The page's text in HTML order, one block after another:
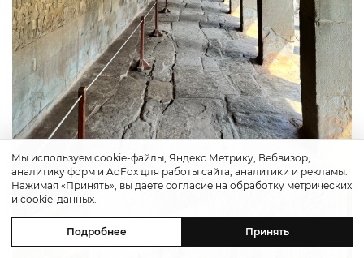
Мы используем cookie-файлы, Яндекс.Метрику, Вебвизор,
аналитику форм и AdFox для работы сайта, аналитики и рекламы.
Нажимая «Принять», вы даете согласие на обработку метрических
и cookie-данных.
Подробнее Принять